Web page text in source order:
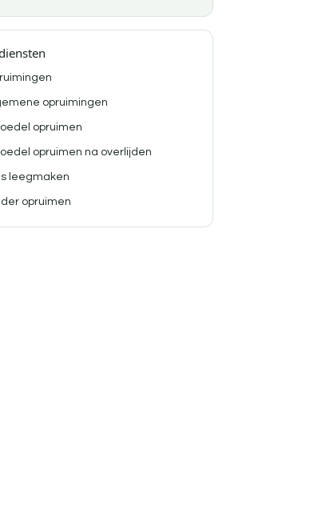
opruimingen
opruimen
opruimen na overlijden
leegmaken
opruimen